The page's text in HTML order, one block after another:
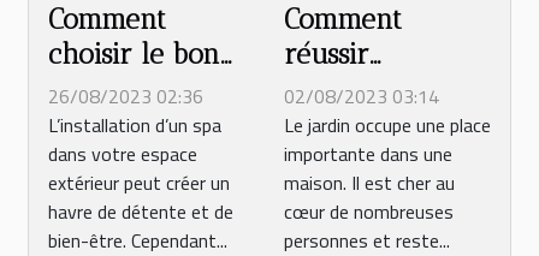
Comment
choisir le bon
abri pour spa :
Guide d’achat
pratique ?
26/08/2023 02:36
L’installation d’un spa
dans votre espace
extérieur peut créer un
havre de détente et de
bien-être. Cependant...
Comment
réussir
l’aménagement
de son jardin ?
02/08/2023 03:14
Le jardin occupe une place
importante dans une
maison. Il est cher au
cœur de nombreuses
personnes et reste...